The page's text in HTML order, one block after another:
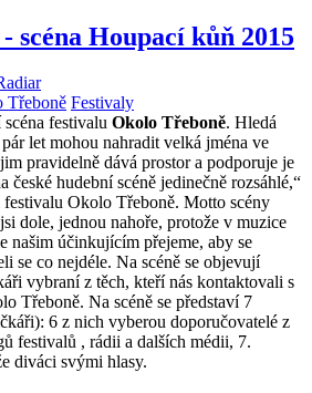
scéna Houpací kůň 2015
Třeboně Festivaly
scéna festivalu Okolo Třeboně. Hledá
let mohou nahradit velká jména ve
pravidelně dává prostor a podporuje je
české hudební scéně jedinečně rozsáhlé,“
Okolo Třeboně. Motto scény
dole, jednou nahoře, protože v muzice
našim účinkujícím přejeme, aby se
se co nejdéle. Na scéně se objevují
vybraní z těch, kteří nás kontaktovali s
Třeboně. Na scéně se představí 7
6 z nich vyberou doporučovatelé z
festivalů , rádii a dalších médii, 7.
diváci svými hlasy.